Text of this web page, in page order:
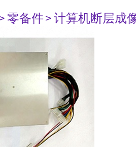
零备件> 计算机断层成